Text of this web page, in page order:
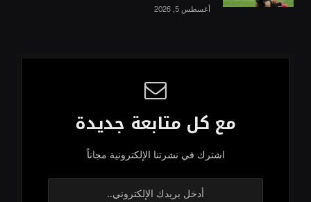
أغسطس 5, 2026
مع كل متابعة جديدة
اشترك في نشرتنا الإلكترونية مجاناً